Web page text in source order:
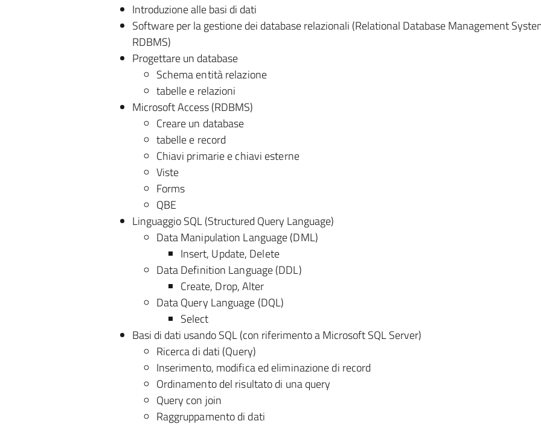
Introduzione alle basi di dati
Software per la gestione dei database relazionali (Relational Database Management
RDBMS)
Progettare un database
Schema entità relazione
tabelle e relazioni
Microsoft Access (RDBMS)
Creare un database
tabelle e record
Chiavi primarie e chiavi esterne
Viste
Forms
QBE
Linguaggio SQL (Structured Query Language)
Data Manipulation Language (DML)
Insert, Update, Delete
Data Definition Language (DDL)
Create, Drop, Alter
Data Query Language (DQL)
Select
Basi di dati usando SQL (con riferimento a Microsoft SQL Server)
Ricerca di dati (Query)
Inserimento, modifica ed eliminazione di record
Ordinamento del risultato di una query
Query con join
Raggruppamento di dati